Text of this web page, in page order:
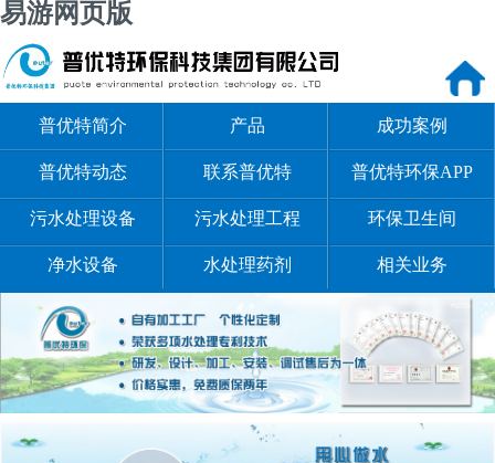
易游网页版
普优特简介 产品 成功案例
普优特动态 联系普优特 普优特环保APP
污水处理设备 污水处理工程 环保卫生间
净水设备 水处理药剂 相关业务